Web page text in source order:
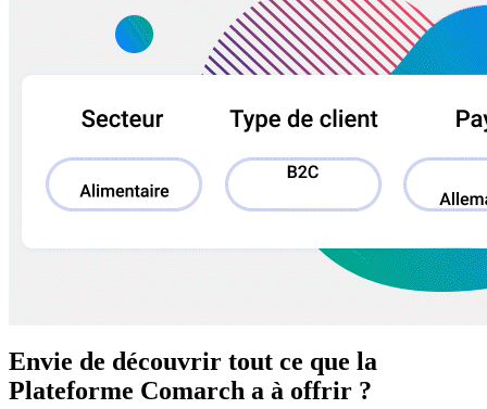
Envie de découvrir tout ce que la
Plateforme Comarch a à offrir ?